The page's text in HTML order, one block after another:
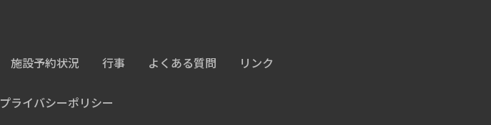
施設予約状況 行事 よくある質問 リンク
プライバシーポリシー